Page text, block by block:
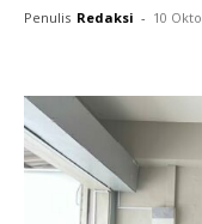
Penulis Redaksi - 10